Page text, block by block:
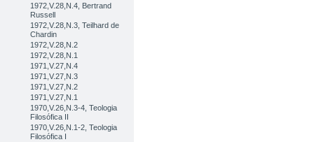
1972,V.28,N.4, Bertrand
Russell
1972,V.28,N.3, Teilhard de
Chardin
1972,V.28,N.2
1972,V.28,N.1
1971,V.27,N.4
1971,V.27,N.3
1971,V.27,N.2
1971,V.27,N.1
1970,V.26,N.3-4, Teologia
Filosófica II
1970,V.26,N.1-2, Teologia
Filosófica I